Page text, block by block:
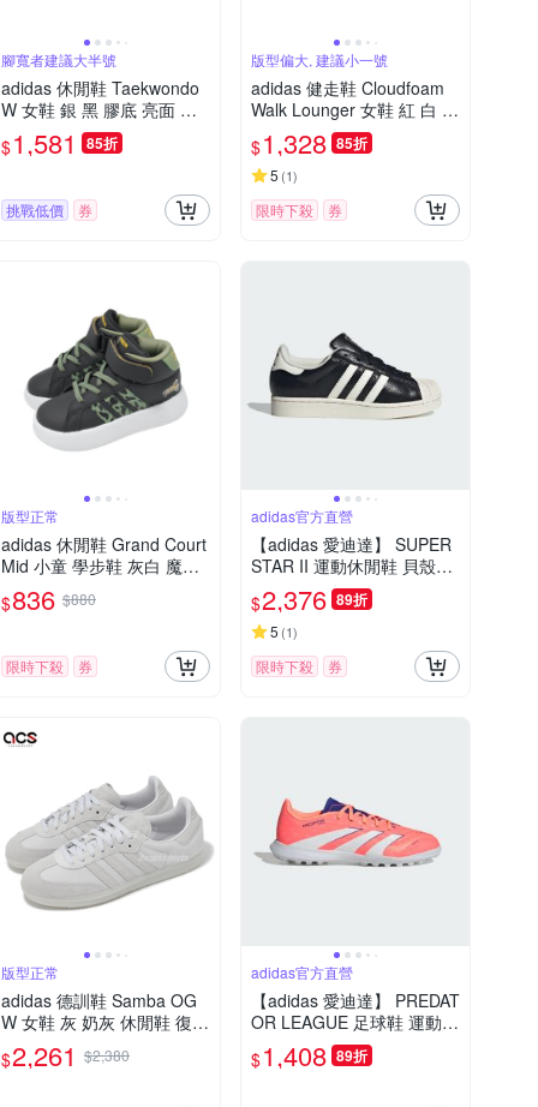
腳寬者建議大半號
adidas 休閒鞋 Taekwondo
W 女鞋 銀 黑 膠底 亮面 無
鞋帶 跆拳道鞋 愛迪達 JH96
64
$1,581 85折
挑戰低價 券
版型偏大, 建議小一號
adidas 健走鞋 Cloudfoam
Walk Lounger 女鞋 紅 白 針
織 套入式 緩衝 休閒 愛迪達
ID4059
$1,328 85折
5 (1)
限時下殺 券
版型正常
adidas 休閒鞋 Grand Court
Mid 小童 學步鞋 灰白 魔鬼
氈 獅子王聯名 愛迪達 IF40
96
$836 $880
限時下殺 券
adidas官方直營
【adidas 愛迪達】 SUPER
STAR II 運動休閒鞋 貝殼鞋
女鞋 - Originals JS4014
$2,376 89折
5 (1)
限時下殺 券
版型正常
adidas 德訓鞋 Samba OG
W 女鞋 灰 奶灰 休閒鞋 復古
愛迪達 JI2728
$2,261 $2,380
adidas官方直營
【adidas 愛迪達】 PREDAT
OR LEAGUE 足球鞋 運動鞋
童鞋 JI1150
$1,408 89折